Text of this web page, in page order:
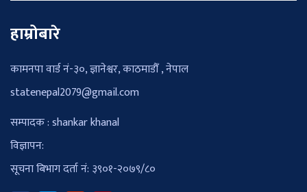
हाम्रोबारे
कामनपा वार्ड नं-३०, ज्ञानेश्वर, काठमाडौँ , नेपाल
statenepal2079@gmail.com
सम्पादक : shankar khanal
विज्ञापन:
सूचना बिभाग दर्ता नं: ३९०१-२०७९/८०